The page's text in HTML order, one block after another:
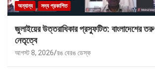
অন্যান্য সদ্য প্রকাশিত
জুলাইয়ের উত্তরাধিকার প্রস্ফুটিত: বাংলাদেশের
নেতৃত্বে
আগস্ট 8, 2026 রঙ বেরঙ ডেস্ক